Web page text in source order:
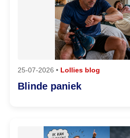
25-07-2026 • Lollies blog
Blinde paniek